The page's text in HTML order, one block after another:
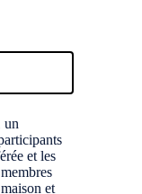
un
et les
et